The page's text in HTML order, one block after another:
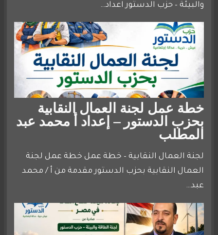
والبيئة – حزب الدستور اعداد…
خطة عمل لجنة العمال النقابية
بحزب الدستور – إعداد أ محمد عبد
المطلب
لجنة العمال النقابية – خطة عمل خطة عمل لجنة
العمال النقابية بحزب الدستور مقدمة من أ / محمد
عبد…